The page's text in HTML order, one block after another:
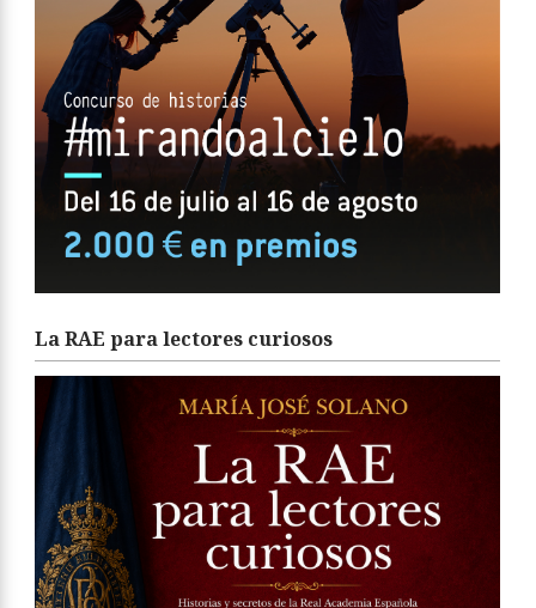
La RAE para lectores curiosos